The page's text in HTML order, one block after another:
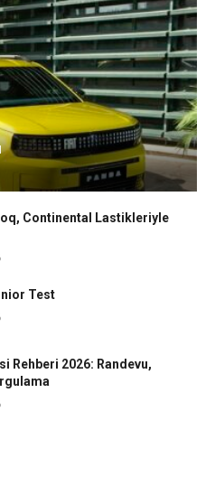
Continental Lastikleriyle
Test
Rehberi 2026: Randevu,